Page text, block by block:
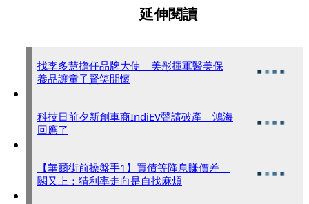
延伸閱讀
找李多慧擔任品牌大使 美彤揮軍醫美保
養品讓童子賢笑開懷
科技日前夕新創車商IndiEV聲請破產 鴻海
回應了
【華爾街前操盤手1】買債等降息賺價差
闕又上：猜利率走向是自找麻煩